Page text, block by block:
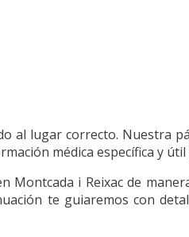
al lugar correcto. Nuestra
médica específica y
Montcada i Reixac de
te guiaremos con